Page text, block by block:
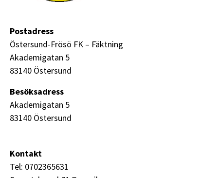
Postadress
Östersund-Frösö FK – Fäktning
Akademigatan 5
83140 Östersund
Besöksadress
Akademigatan 5
83140 Östersund
Kontakt
Tel: 0702365631